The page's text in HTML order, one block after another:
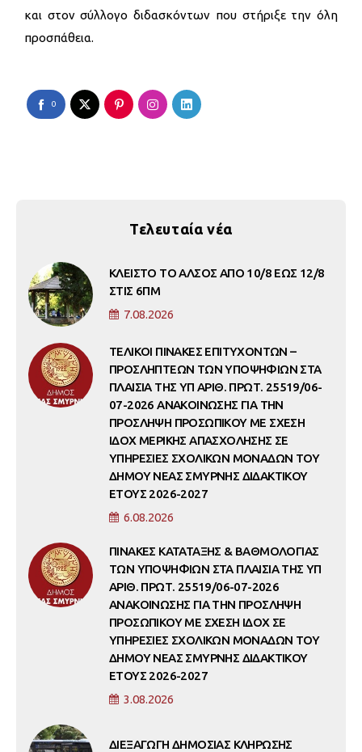
και στον σύλλογο διδασκόντων που στήριξε την όλη
προσπάθεια.
0
Τελευταία νέα
ΚΛΕΙΣΤΟ ΤΟ ΑΛΣΟΣ ΑΠΟ 10/8 ΕΩΣ 12/8
ΣΤΙΣ 6ΠΜ
7.08.2026
ΤΕΛΙΚΟΙ ΠΙΝΑΚΕΣ ΕΠΙΤΥΧΟΝΤΩΝ –
ΠΡΟΣΛΗΠΤΕΩΝ ΤΩΝ ΥΠΟΨΗΦΙΩΝ ΣΤΑ
ΠΛΑΙΣΙΑ ΤΗΣ ΥΠ ΑΡΙΘ. ΠΡΩΤ. 25519/06-
07-2026 ΑΝΑΚΟΙΝΩΣΗΣ ΓΙΑ ΤΗΝ
ΠΡΟΣΛΗΨΗ ΠΡΟΣΩΠΙΚΟΥ ΜΕ ΣΧΕΣΗ
ΙΔΟΧ ΜΕΡΙΚΗΣ ΑΠΑΣΧΟΛΗΣΗΣ ΣΕ
ΥΠΗΡΕΣΙΕΣ ΣΧΟΛΙΚΩΝ ΜΟΝΑΔΩΝ ΤΟΥ
ΔΗΜΟΥ ΝΕΑΣ ΣΜΥΡΝΗΣ ΔΙΔΑΚΤΙΚΟΥ
ΕΤΟΥΣ 2026-2027
6.08.2026
ΠΙΝΑΚΕΣ ΚΑΤΑΤΑΞΗΣ & ΒΑΘΜΟΛΟΓΙΑΣ
ΤΩΝ ΥΠΟΨΗΦΙΩΝ ΣΤΑ ΠΛΑΙΣΙΑ ΤΗΣ ΥΠ
ΑΡΙΘ. ΠΡΩΤ. 25519/06-07-2026
ΑΝΑΚΟΙΝΩΣΗΣ ΓΙΑ ΤΗΝ ΠΡΟΣΛΗΨΗ
ΠΡΟΣΩΠΙΚΟΥ ΜΕ ΣΧΕΣΗ ΙΔΟΧ ΣΕ
ΥΠΗΡΕΣΙΕΣ ΣΧΟΛΙΚΩΝ ΜΟΝΑΔΩΝ ΤΟΥ
ΔΗΜΟΥ ΝΕΑΣ ΣΜΥΡΝΗΣ ΔΙΔΑΚΤΙΚΟΥ
ΕΤΟΥΣ 2026-2027
3.08.2026
ΔΙΕΞΑΓΩΓΗ ΔΗΜΟΣΙΑΣ ΚΛΗΡΩΣΗΣ